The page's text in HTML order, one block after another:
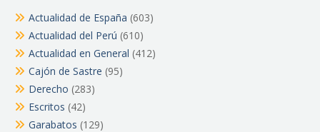
Actualidad de España (603)
Actualidad del Perú (610)
Actualidad en General (412)
Cajón de Sastre (95)
Derecho (283)
Escritos (42)
Garabatos (129)